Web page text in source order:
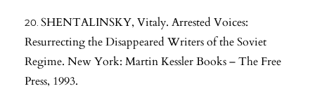
SHENTALINSKY, Vitaly. Arrested Voices:
Resurrecting the Disappeared Writers of the Soviet
Regime. New York: Martin Kessler Books – The Free
Press, 1993.